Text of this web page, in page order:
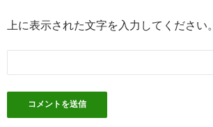
上に表示された文字を入力してください。